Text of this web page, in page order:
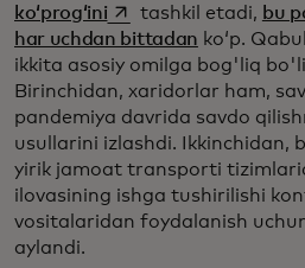
koʻprogʻiniopens in a new tab
tashkil etadi, bu
har uchdan bittadan koʻp.
ikkita asosiy omilga bog'liq
Birinchidan, xaridorlar ham,
pandemiya davrida savdo
usullarini izlashdi. Ikkinchidan,
yirik jamoat transporti
ilovasining ishga tushirilishi
vositalaridan foydalanish
aylandi.